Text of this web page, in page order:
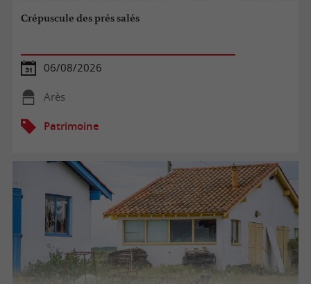
Crépuscule des prés salés
06/08/2026
Arès
Patrimoine